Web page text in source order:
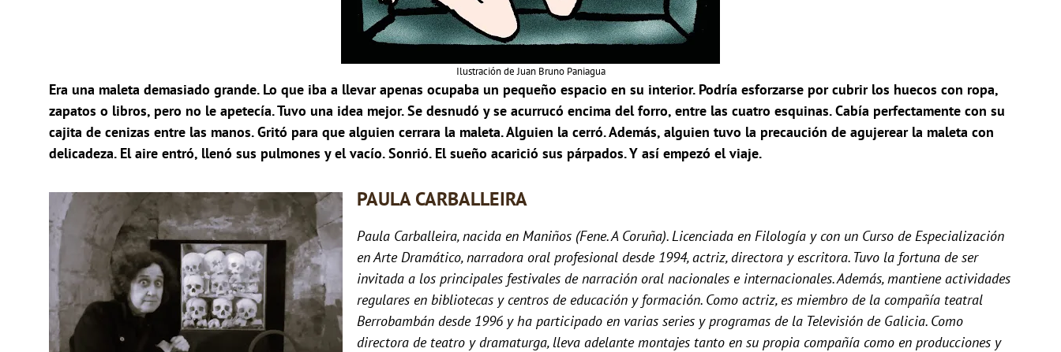
Ilustración de Juan Bruno Paniagua
Era una maleta demasiado grande. Lo que iba a llevar apenas ocupaba un pequeño espacio en su interior. Podría esforzarse por cubrir los huecos con ropa,
zapatos o libros, pero no le apetecía. Tuvo una idea mejor. Se desnudó y se acurrucó encima del forro, entre las cuatro esquinas. Cabía perfectamente con su
cajita de cenizas entre las manos. Gritó para que alguien cerrara la maleta. Alguien la cerró. Además, alguien tuvo la precaución de agujerear la maleta con
delicadeza. El aire entró, llenó sus pulmones y el vacío. Sonrió. El sueño acarició sus párpados. Y así empezó el viaje.
PAULA CARBALLEIRA
Paula Carballeira, nacida en Maniños (Fene. A Coruña). Licenciada en Filología y con un Curso de Especialización
en Arte Dramático, narradora oral profesional desde 1994, actriz, directora y escritora. Tuvo la fortuna de ser
invitada a los principales festivales de narración oral nacionales e internacionales. Además, mantiene actividades
regulares en bibliotecas y centros de educación y formación. Como actriz, es miembro de la compañía teatral
Berrobambán desde 1996 y ha participado en varias series y programas de la Televisión de Galicia. Como
directora de teatro y dramaturga, lleva adelante montajes tanto en su propia compañía como en producciones y